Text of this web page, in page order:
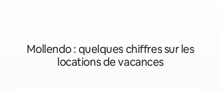
Mollendo : quelques chiffres sur les
locations de vacances